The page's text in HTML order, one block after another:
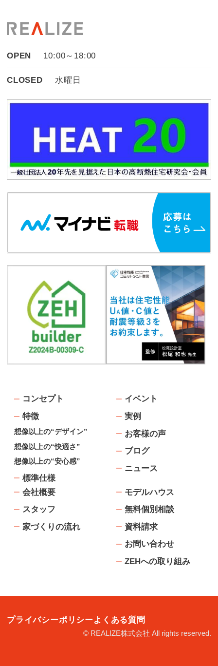
OPEN 10:00～18:00
CLOSED 水曜日
コンセプト
特徴
想像以上の“デザイン”
想像以上の“快適さ”
想像以上の“安心感”
標準仕様
会社概要
スタッフ
家づくりの流れ
イベント
実例
お客様の声
ブログ
ニュース
モデルハウス
無料個別相談
資料請求
お問い合わせ
ZEHへの取り組み
プライバシーポリシーよくある質問
© REALIZE株式会社 All rights reserved.